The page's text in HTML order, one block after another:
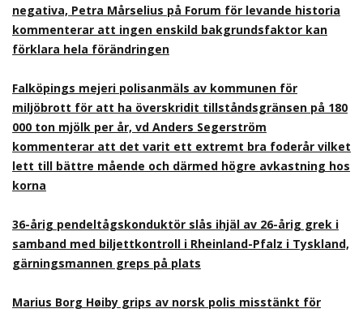
negativa, Petra Mårselius på Forum för levande historia
kommenterar att ingen enskild bakgrundsfaktor kan
förklara hela förändringen
Falköpings mejeri polisanmäls av kommunen för
miljöbrott för att ha överskridit tillståndsgränsen på 180
000 ton mjölk per år, vd Anders Segerström
kommenterar att det varit ett extremt bra foderår vilket
lett till bättre mående och därmed högre avkastning hos
korna
36-årig pendeltågskonduktör slås ihjäl av 26-årig grek i
samband med biljettkontroll i Rheinland-Pfalz i Tyskland,
gärningsmannen greps på plats
Marius Borg Høiby grips av norsk polis misstänkt för